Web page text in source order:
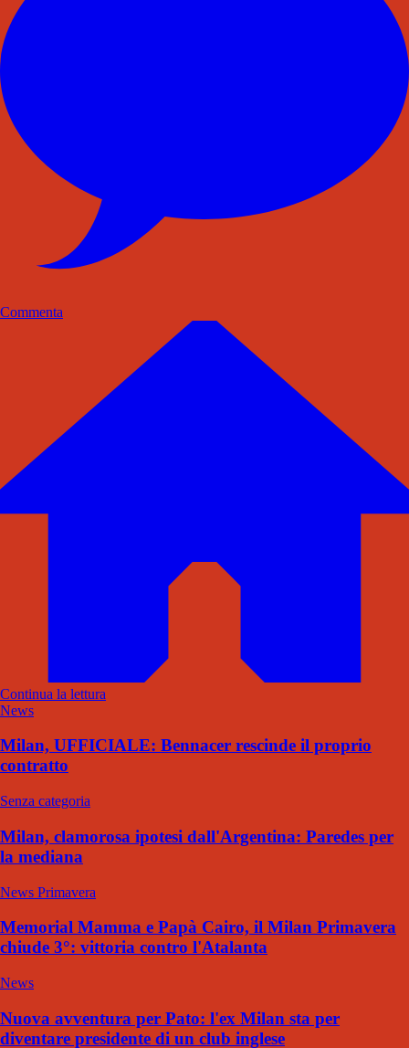
Commenta
Continua la lettura
News
Milan, UFFICIALE: Bennacer rescinde il proprio
contratto
Senza categoria
Milan, clamorosa ipotesi dall'Argentina: Paredes per
la mediana
News Primavera
Memorial Mamma e Papà Cairo, il Milan Primavera
chiude 3°: vittoria contro l'Atalanta
News
Nuova avventura per Pato: l'ex Milan sta per
diventare presidente di un club inglese